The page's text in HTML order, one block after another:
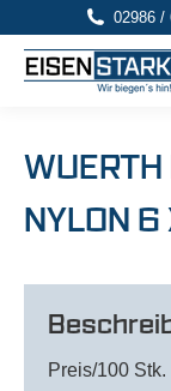
02986 /
NYLON
Preis/100 Stk.